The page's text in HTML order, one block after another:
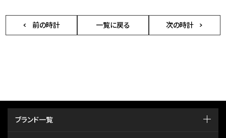
前の時計 一覧に戻る 次の時計
ブランド一覧